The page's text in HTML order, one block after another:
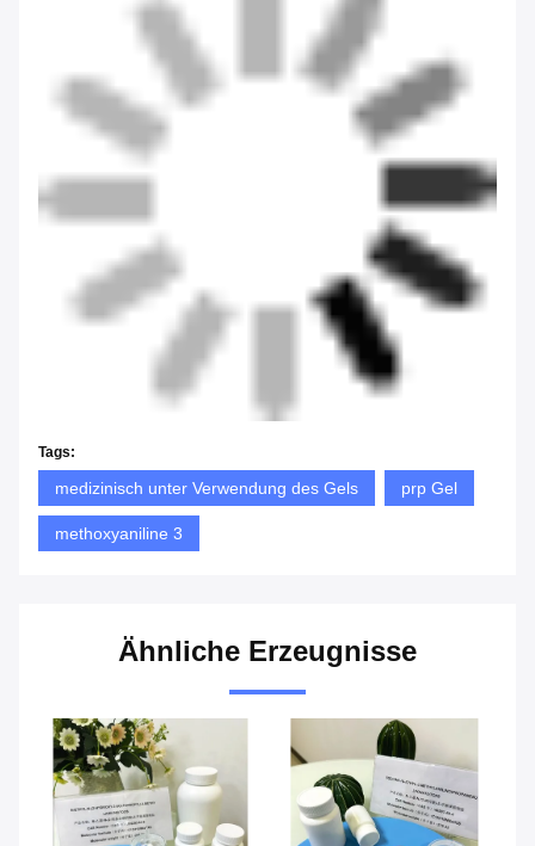
Tags:
medizinisch unter Verwendung des Gels prp Gel
methoxyaniline 3
Ähnliche Erzeugnisse